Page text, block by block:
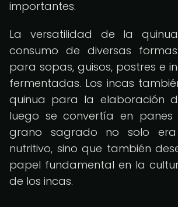
importantes.
La versatilidad de la
consumo de diversas
para sopas, guisos, postres e
fermentadas. Los incas
quinua para la elaboración
luego se convertía en panes
grano sagrado no solo
nutritivo, sino que también
papel fundamental en la
de los incas.